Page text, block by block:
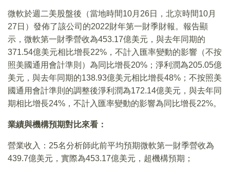
微軟於週二美股盤後（當地時間10月26日，北京時間10月
27日）發佈了該公司的2022財年第一財季財報。報告顯
示，微軟第一財季營收為453.17億美元，與去年同期的
371.54億美元相比增長22%，不計入匯率變動的影響（不按
照美國通用會計準則）為同比增長20%；淨利潤為205.05億
美元，與去年同期的138.93億美元相比增長48%；不按照美
國通用會計準則的調整後淨利潤為172.14億美元，與去年同
期相比增長24%，不計入匯率變動的影響為同比增長22%。
業績與機構預期對比來看：
營業收入：25名分析師此前平均預期微軟第一財季營收為
439.7億美元，實際為453.17億美元，超機構預期；